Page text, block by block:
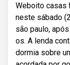
Weboito casas
neste sábado
são paulo,
os. A lenda
dormia sobre